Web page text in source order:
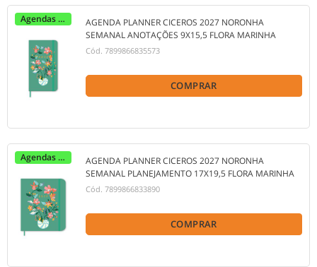
Agendas 2027
AGENDA PLANNER CICEROS 2027 NORONHA
SEMANAL ANOTAÇÕES 9X15,5 FLORA MARINHA
Cód. 7899866835573
COMPRAR
Agendas 2027
AGENDA PLANNER CICEROS 2027 NORONHA
SEMANAL PLANEJAMENTO 17X19,5 FLORA MARINHA
Cód. 7899866833890
COMPRAR